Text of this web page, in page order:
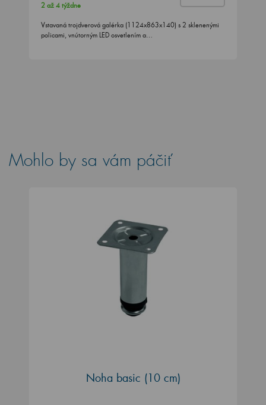
2 až 4 týždne
Vstavaná trojdverová galérka (1124x863x140) s 2 sklenenými
policami, vnútorným LED osvetlením a…
Mohlo by sa vám páčiť
Noha basic (10 cm)